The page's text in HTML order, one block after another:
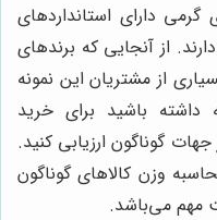
گرمی دارای استانداردهای
از آنجایی که برندهای
از مشتریان این نمونه
داشته باشید برای خرید
جهات گوناگون ارزیابی کنید.
وزن کالاهای گوناگون
مهم می‌باشد.